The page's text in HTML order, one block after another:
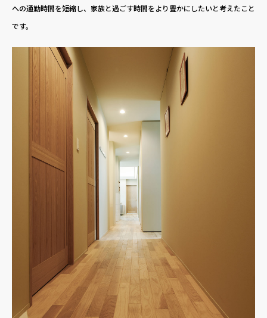
への通勤時間を短縮し、家族と過ごす時間をより豊かにしたいと考えたこと
です。